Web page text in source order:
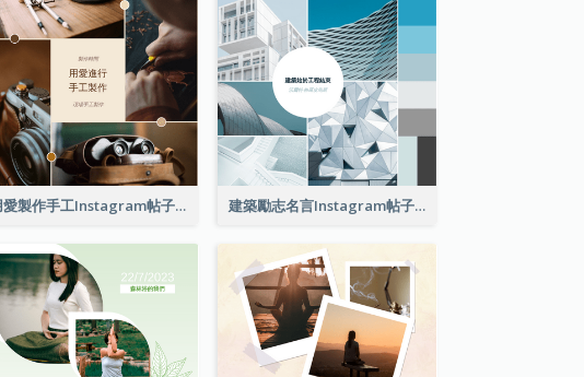
用愛製作手工Instagram帖子 建築勵志名言Instagram帖子